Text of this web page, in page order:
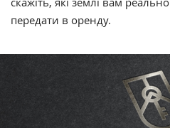
передати в оренду.